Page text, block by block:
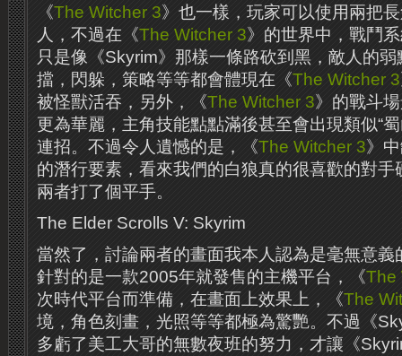
《The Witcher 3》也一樣，玩家可以使用兩把
人，不過在《The Witcher 3》的世界中，戰鬥
只是像《Skyrim》那樣一條路砍到黑，敵人的
擋，閃躲，策略等等都會體現在《The Witcher 3
被怪獸活吞，另外，《The Witcher 3》的戰斗
更為華麗，主角技能點點滿後甚至會出現類似“
連招。不過令人遺憾的是，《The Witcher 3》
的潛行要素，看來我們的白狼真的很喜歡的對
兩者打了個平手。
The Elder Scrolls V: Skyrim
當然了，討論兩者的畫面我本人認為是毫無意
針對的是一款2005年就發售的主機平台，《The
次時代平台而準備，在畫面上效果上，《The
境，角色刻畫，光照等等都極為驚艷。不過《
多虧了美工大哥的無數夜班的努力，才讓《